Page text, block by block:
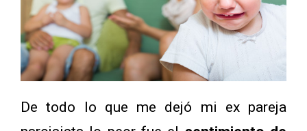
De todo lo que me dejó mi ex pareja